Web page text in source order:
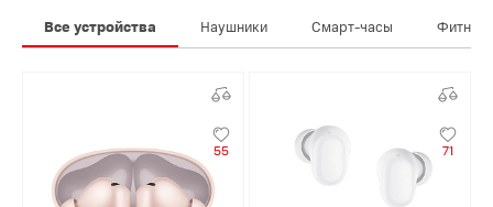
Все устройства Наушники Смарт-часы
55 71